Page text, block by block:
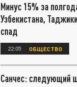
Минус 15% за
Узбекистана,
спад
22:05 ОБЩЕСТВО
Санчес: следующий